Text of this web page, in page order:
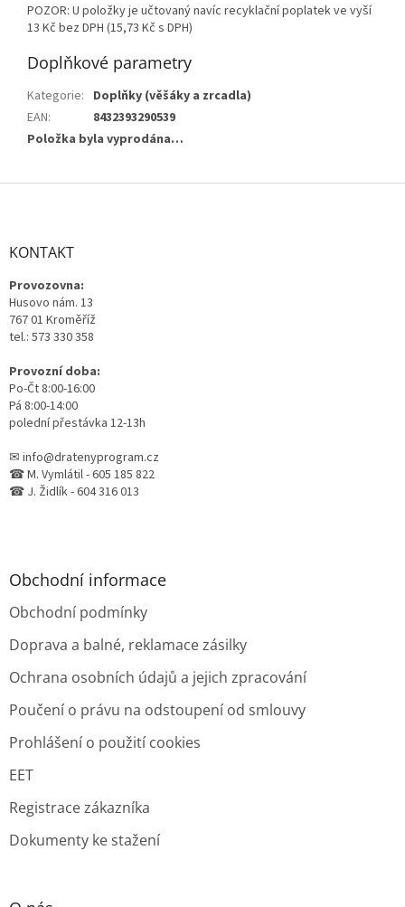
POZOR: U položky je učtovaný navíc recyklační poplatek ve vyší
13 Kč bez DPH (15,73 Kč s DPH)
Doplňkové parametry
Kategorie: Doplňky (věšáky a zrcadla)
EAN:
8432393290539
Položka byla vyprodána…
Z
KONTAKT
Provozovna:
Husovo nám. 13
767 01 Kroměříž
tel.: 573 330 358
Provozní doba:
Po-Čt 8:00-16:00
Pá 8:00-14:00
polední přestávka 12-13h
✉ info@dratenyprogram.cz
☎ M. Vymlátil - 605 185 822
☎ J. Židlík - 604 316 013
Obchodní informace
Obchodní podmínky
Doprava a balné, reklamace zásilky
Ochrana osobních údajů a jejich zpracování
Poučení o právu na odstoupení od smlouvy
Prohlášení o použití cookies
EET
Registrace zákazníka
Dokumenty ke stažení